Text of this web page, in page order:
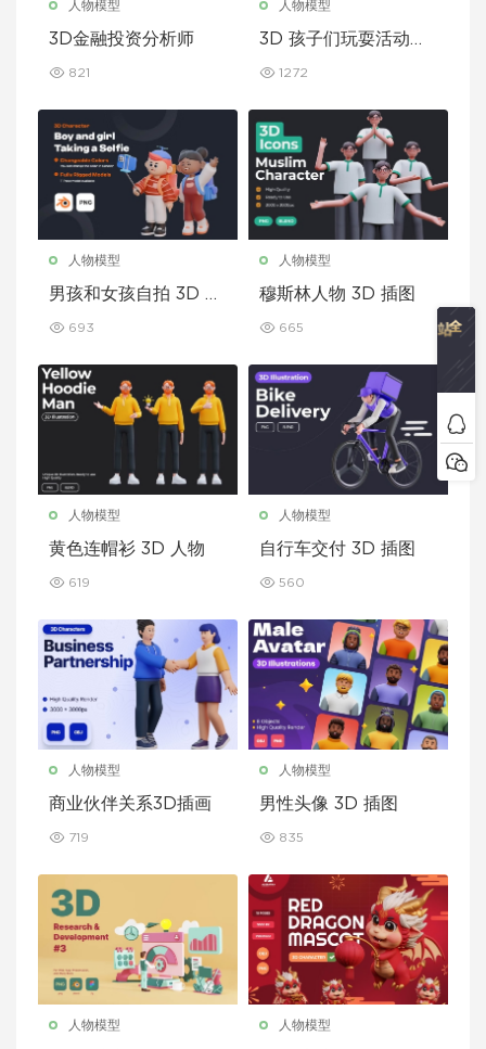
人物模型
3D金融投资分析师
821
人物模型
3D 孩子们玩耍活动插
1272
人物模型
男孩和女孩自拍 3D 角
693
人物模型
穆斯林人物 3D 插图
665
人物模型
黄色连帽衫 3D 人物
619
人物模型
自行车交付 3D 插图
560
人物模型
商业伙伴关系3D插画
719
人物模型
男性头像 3D 插图
835
人物模型 人物模型